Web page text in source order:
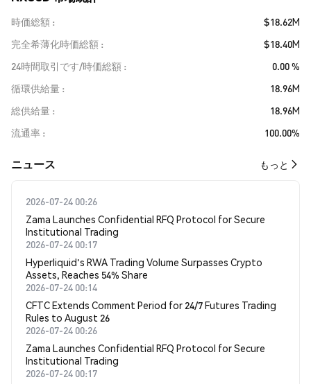
時価総額
$18.62M
完全希薄化時価総額
$18.40M
24時間取引です/時価総額
0.00 %
循環供給量
18.96M
総供給量
18.96M
流通率
100.00%
​​ニュース​​ もっと
2026-07-24 00:26
Zama Launches Confidential RFQ Protocol for Secure
Institutional Trading
2026-07-24 00:17
Hyperliquid's RWA Trading Volume Surpasses Crypto
Assets, Reaches 54% Share
2026-07-24 00:14
CFTC Extends Comment Period for 24/7 Futures Trading
Rules to August 26
2026-07-24 00:26
Zama Launches Confidential RFQ Protocol for Secure
Institutional Trading
2026-07-24 00:17